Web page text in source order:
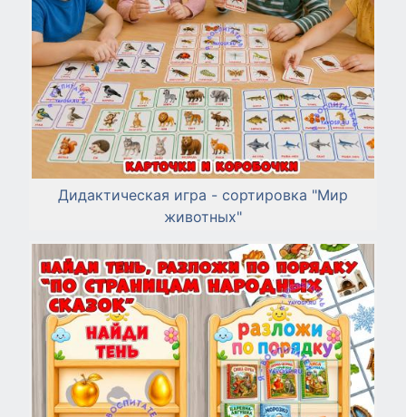
Дидактическая игра - сортировка "Мир
животных"